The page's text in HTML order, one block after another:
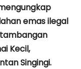
emas ilegal
Kecil,
Singingi.